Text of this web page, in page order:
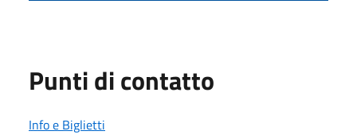
Punti di contatto
Info e Biglietti